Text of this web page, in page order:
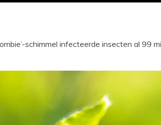
schimmel infecteerde insecten al 99